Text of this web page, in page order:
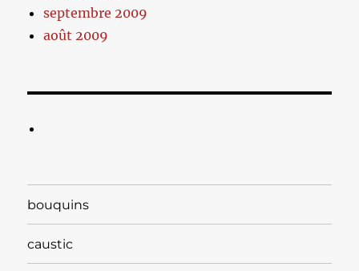
septembre 2009
août 2009
bouquins
caustic